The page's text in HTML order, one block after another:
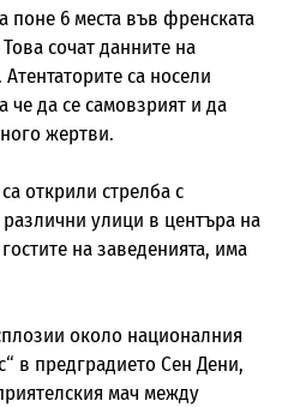
поне 6 места във френската
сочат данните на
са носели
че да се самовзрият и да
жертви.
открили стрелба с
улици в центъра на
на заведенията, има
около националния
в предградието Сен Дени,
мач между